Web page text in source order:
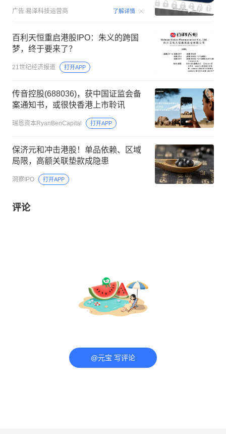
广告 易泽科技运营商 了解详情 00:15
百利天恒重启港股IPO：朱义的跨国
梦，终于要来了？
21世纪经济报道 打开APP
传音控股(688036)，获中国证监会备
案通知书，或很快香港上市聆讯
瑞恩资本RyanBenCapital 打开APP
保济元和冲击港股！单品依赖、区域
局限，高额关联垫款成隐患
洞察IPO 打开APP
评论
@元宝 写评论